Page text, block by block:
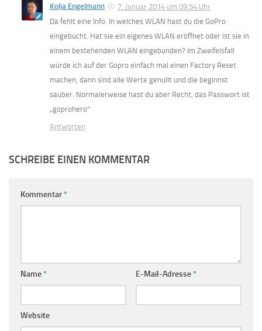
Kolja Engelmann
7. Januar 2014 um 09:54 Uhr
Da fehlt eine Info. In welches WLAN hast du die GoPro
eingebucht. Hat sie ein eigenes WLAN eröffnet oder ist sie in
einem bestehenden WLAN eingebunden? Im Zweifelsfall
würde ich auf der Gopro einfach mal einen Factory Reset
machen, dann sind alle Werte genullt und die beginnst
sauber. Normalerweise hast du aber Recht, das Passwort ist
„goprohero“
Antworten
SCHREIBE EINEN KOMMENTAR
Kommentar*
Name* E-Mail-Adresse*
Website